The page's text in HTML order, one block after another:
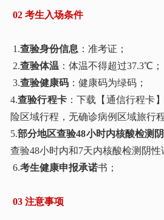
02 考生入场条件
1.查验身份信息 ：准考证；
2.查验体温 ：体温不得超过37.3℃；
3.查验健康码：健康码为绿码；
4.查验行程卡：下载【通信行程卡
险区域行程，无确诊病例区域旅行
5.部分地区查验48小时内核酸检测
查验48小时内和7天内核酸检测阴性
6.考生健康申报承诺书；
03 注意事项